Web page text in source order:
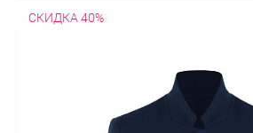
СКИДКА 40%